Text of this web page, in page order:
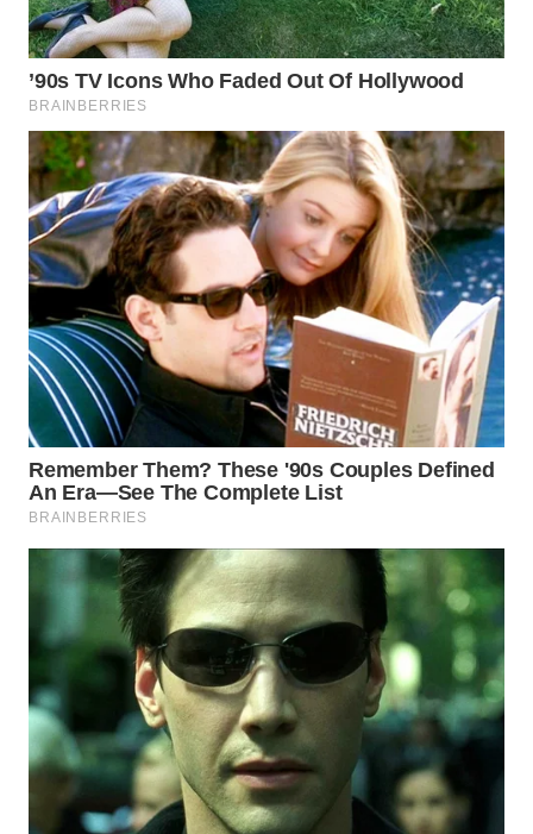
WN
BOGOR
WN
DEPOK
WN
TAPANULI
UTARA
WN
SAMOSIR
WN
PADANG
LAWAS
WN
WN
KEPULAUAN
SERIBU
TANGERANG